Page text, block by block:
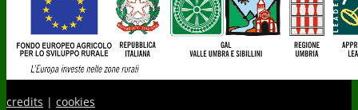
credits | cookies